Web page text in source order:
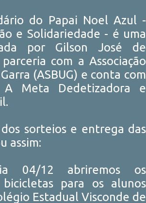
do Papai Noel Azul -
e Solidariedade - é uma
por Gilson José de
com a Associação
(ASBUG) e conta com
Meta Dedetizadora e
sorteios e entrega das
assim:
04/12 abriremos os
para os alunos
Estadual Visconde de